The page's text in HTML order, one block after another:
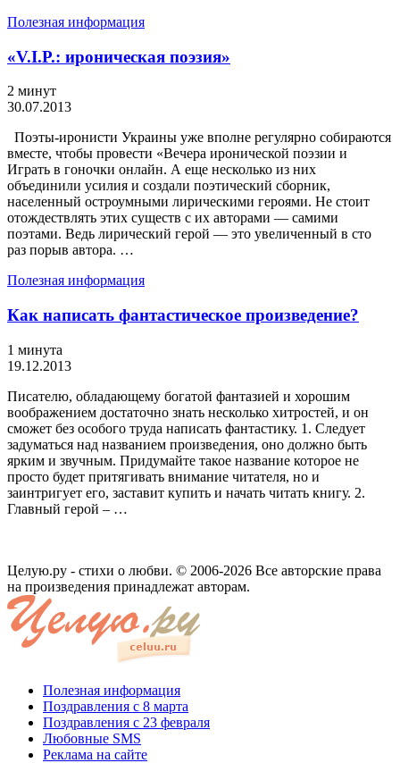
Полезная информация
«V.I.P.: ироническая поэзия»
2 минут
30.07.2013
Поэты-иронисти Украины уже вполне регулярно собираются
вместе, чтобы провести «Вечера иронической поэзии и
Играть в гоночки онлайн. А еще несколько из них
объединили усилия и создали поэтический сборник,
населенный остроумными лирическими героями. Не стоит
отождествлять этих существ с их авторами — самими
поэтами. Ведь лирический герой — это увеличенный в сто
раз порыв автора. …
Полезная информация
Как написать фантастическое произведение?
1 минута
19.12.2013
Писателю, обладающему богатой фантазией и хорошим
воображением достаточно знать несколько хитростей, и он
сможет без особого труда написать фантастику. 1. Следует
задуматься над названием произведения, оно должно быть
ярким и звучным. Придумайте такое название которое не
просто будет притягивать внимание читателя, но и
заинтригует его, заставит купить и начать читать книгу. 2.
Главный герой – …
Целую.ру - стихи о любви. © 2006-2026 Все авторские права
на произведения принадлежат авторам.
Полезная информация
Поздравления с 8 марта
Поздравления с 23 февраля
Любовные SMS
Реклама на сайте